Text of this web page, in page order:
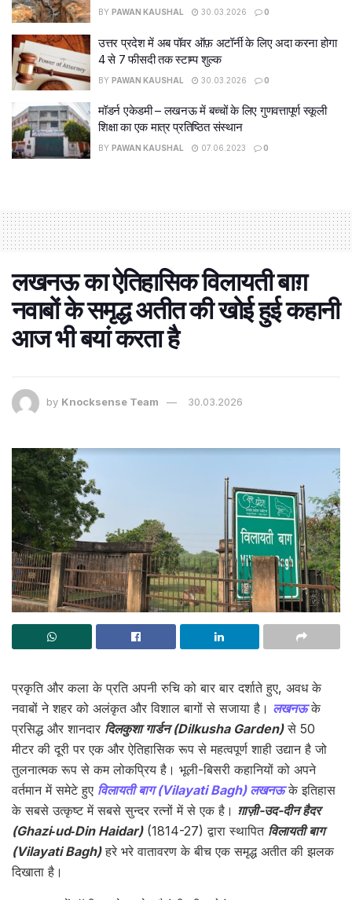
BY PAWAN KAUSHAL 30.03.2026 0
उत्तर प्रदेश में अब पॉवर ऑफ़ अटॉर्नी के लिए अदा करना होगा
4 से 7 फीसदी तक स्टाम्प शुल्क
BY PAWAN KAUSHAL 30.03.2026 0
मॉडर्न एकेडमी – लखनऊ में बच्चों के लिए गुणवत्तापूर्ण स्कूली
शिक्षा का एक मात्र प्रतिष्ठित संस्थान
BY PAWAN KAUSHAL 07.06.2023 0
लखनऊ का ऐतिहासिक विलायती बाग़
नवाबों के समृद्ध अतीत की खोई हुई कहानी
आज भी बयां करता है
by Knocksense Team 30.03.2026
प्रकृति और कला के प्रति अपनी रुचि को बार बार दर्शाते हुए, अवध के
नवाबों ने शहर को अलंकृत और विशाल बागों से सजाया है। लखनऊके
प्रसिद्ध और शानदार दिलकुशा गार्डन (Dilkusha Garden)से 50
मीटर की दूरी पर एक और ऐतिहासिक रूप से महत्वपूर्ण शाही उद्यान है जो
तुलनात्मक रूप से कम लोकप्रिय है। भूली-बिसरी कहानियों को अपने
वर्तमान में समेटे हुए विलायती बाग (Vilayati Bagh) लखनऊ के इतिहास
के सबसे उत्कृष्ट में सबसे सुन्दर रत्नों में से एक है। ग़ाज़ी-उद-दीन हैदर
(Ghazi‑ud‑Din Haidar)(1814-27) द्वारा स्थापित विलायती बाग
(Vilayati Bagh)हरे भरे वातावरण के बीच एक समृद्ध अतीत की झलक
दिखाता है।